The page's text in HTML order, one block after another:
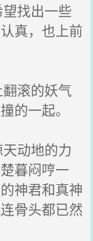
找出一些
真，也上前
滚的妖气
的一起。
动地的力
暮闷哼一
神君和真神
骨头都已然